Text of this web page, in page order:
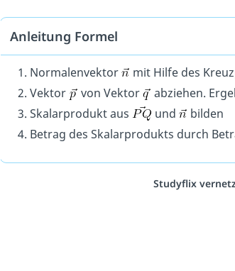
Anleitung Formel
Normalenvektor mit Hilfe des
Vektor
von Vektor
abziehen.
Skalarprodukt aus
und
bilden
Betrag des Skalarprodukts durch
Studyflix